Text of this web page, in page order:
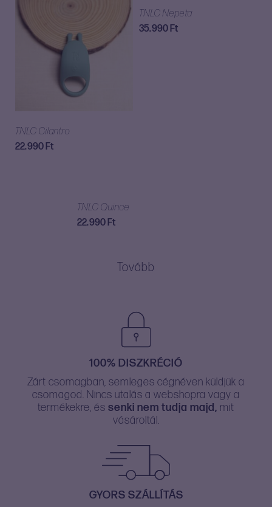
TNLC Cilantro
22.990Ft
TNLC Nepeta
35.990Ft
TNLC Quince
22.990Ft
Tovább
100% DISZKRÉCIÓ
Zárt csomagban, semleges cégnéven küldjük a
csomagod. Nincs utalás a webshopra vagy a
termékekre, és senki nem tudja majd, mit
vásároltál.
GYORS SZÁLLÍTÁS